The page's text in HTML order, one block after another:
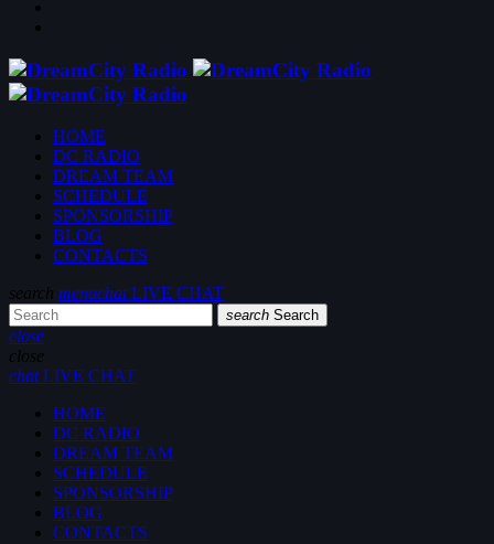
HOME
DC RADIO
DREAM TEAM
SCHEDULE
SPONSORSHIP
BLOG
CONTACTS
search menuchatLIVE CHAT
search Search
close
close
chatLIVE CHAT
HOME
DC RADIO
DREAM TEAM
SCHEDULE
SPONSORSHIP
BLOG
CONTACTS